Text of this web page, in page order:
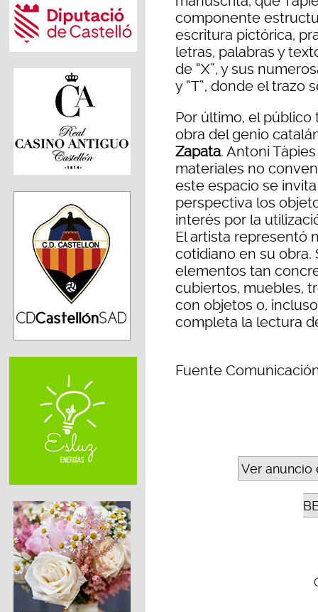
componente
escritura pictórica,
letras, palabras y
de “X”, y sus
y “T”, donde el trazo
Por último, el
obra del genio
Zapata. Antoni
materiales no
este espacio se
perspectiva los
interés por la
El artista representó
cotidiano en su
elementos tan
cubiertos, muebles,
con objetos o,
completa la lectura
Fuente
Ver anuncio